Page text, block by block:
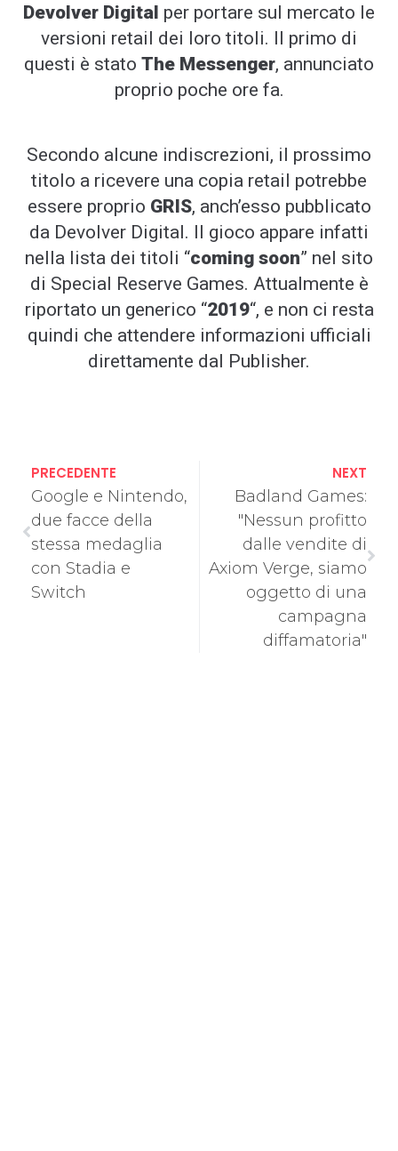
Devolver Digital per portare sul mercato le
versioni retail dei loro titoli. Il primo di
questi è stato The Messenger, annunciato
proprio poche ore fa.
Secondo alcune indiscrezioni, il prossimo
titolo a ricevere una copia retail potrebbe
essere proprio GRIS, anch’esso pubblicato
da Devolver Digital. Il gioco appare infatti
nella lista dei titoli “coming soon” nel sito
di Special Reserve Games. Attualmente è
riportato un generico “2019“, e non ci resta
quindi che attendere informazioni ufficiali
direttamente dal Publisher.
PRECEDENTE
Google e Nintendo,
due facce della
stessa medaglia
con Stadia e
Switch
NEXT
Badland Games:
"Nessun profitto
dalle vendite di
Axiom Verge, siamo
oggetto di una
campagna
diffamatoria"